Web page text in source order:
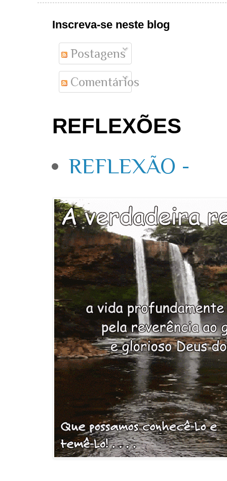
Inscreva-se neste blog
Postagens
Comentários
REFLEXÕES
REFLEXÃO -